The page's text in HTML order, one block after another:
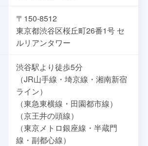
〒150-8512
東京都渋谷区桜丘町26番1号 セ
ルリアンタワー
渋谷駅より徒歩5分
（JR山手線・埼京線・湘南新宿
ライン）
（東急東横線・田園都市線）
（京王井の頭線）
（東京メトロ銀座線・半蔵門
線・副都心線）